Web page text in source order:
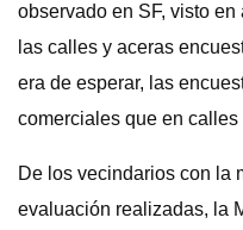
observado en SF, visto
las calles y aceras
era de esperar, las
comerciales que en
De los vecindarios con la
evaluación realizadas, la